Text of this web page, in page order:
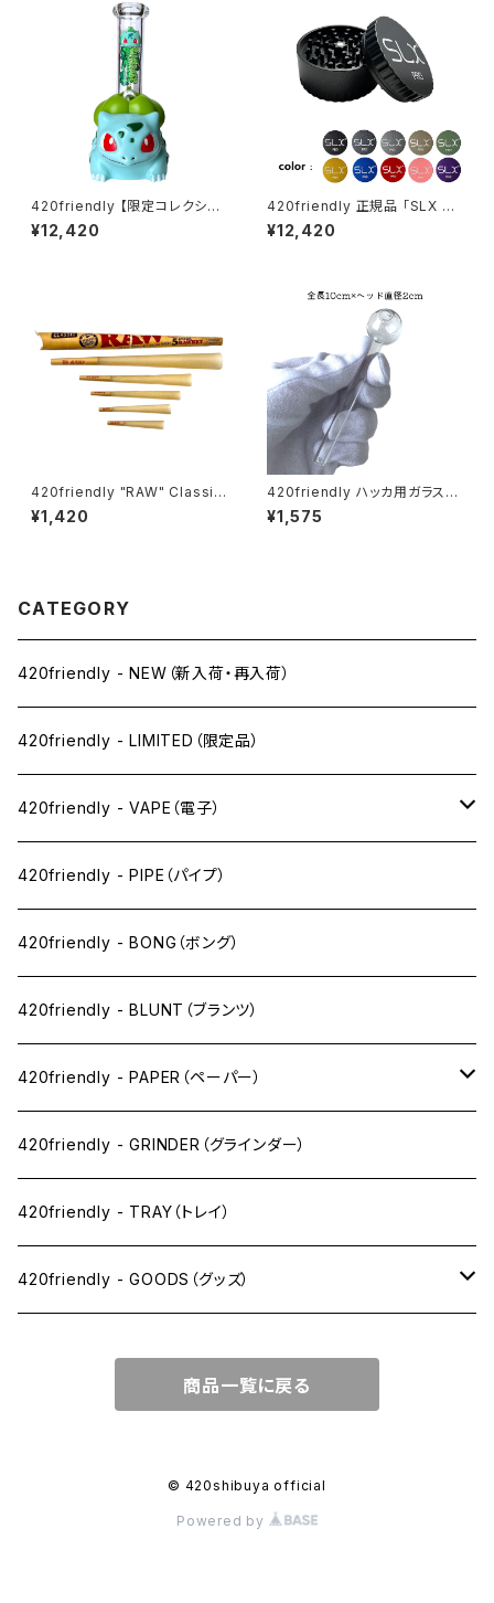
420friendly 【限定コレクショ
ン】Green Bud Monster Bon
g / グリーンバッドモンスターボ
¥12,420
420friendly 正規品 「SLX PR
O」グラインダーがフルモデルチ
ェンジ！ (スタンダードサイズ62
¥12,420
420friendly "RAW" Classic
5 Stage RAWket Pack（ロウ
クラシック 5ステージ ロケットパ
¥1,420
420friendly ハッカ用ガラスパ
イプ 10cm (ヘッド2cm)
¥1,575
CATEGORY
420friendly - NEW（新入荷・再入荷）
420friendly - LIMITED（限定品）
420friendly - VAPE（電子）
ペン下
ニコパフ系
ドライ系
ワックス系
420friendly - PIPE（パイプ）
420friendly - BONG（ボング）
420friendly - BLUNT（ブランツ）
420friendly - PAPER（ペーパー）
SW(シングルワイド）サイズ
1 1/4サイズ
キングサイズスリム
キングサイズワイド
420friendly - GRINDER（グラインダー）
420friendly - TRAY（トレイ）
420friendly - GOODS（グッズ）
JOINT（ジョイント系）
CLEANING（掃除・保管）
商品一覧に戻る
© 420shibuya official
Powered by